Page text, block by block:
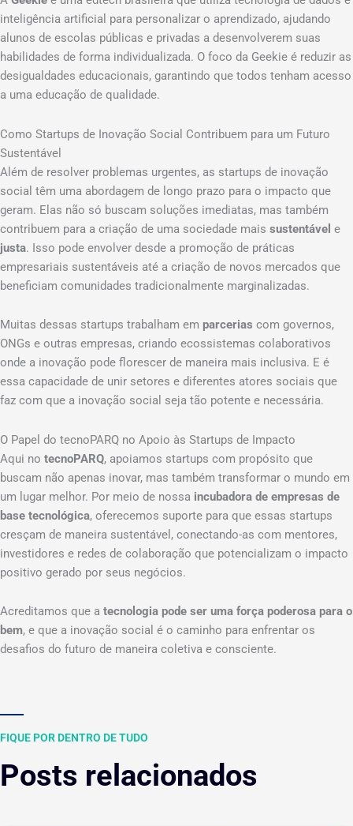
inteligência artificial para personalizar o aprendizado, ajudando
alunos de escolas públicas e privadas a desenvolverem suas
habilidades de forma individualizada. O foco da Geekie é reduzir as
desigualdades educacionais, garantindo que todos tenham acesso
a uma educação de qualidade.
Como Startups de Inovação Social Contribuem para um Futuro
Sustentável
Além de resolver problemas urgentes, as startups de inovação
social têm uma abordagem de longo prazo para o impacto que
geram. Elas não só buscam soluções imediatas, mas também
contribuem para a criação de uma sociedade mais sustentável e
justa. Isso pode envolver desde a promoção de práticas
empresariais sustentáveis até a criação de novos mercados que
beneficiam comunidades tradicionalmente marginalizadas.
Muitas dessas startups trabalham em parcerias com governos,
ONGs e outras empresas, criando ecossistemas colaborativos
onde a inovação pode florescer de maneira mais inclusiva. E é
essa capacidade de unir setores e diferentes atores sociais que
faz com que a inovação social seja tão potente e necessária.
O Papel do tecnoPARQ no Apoio às Startups de Impacto
Aqui no tecnoPARQ, apoiamos startups com propósito que
buscam não apenas inovar, mas também transformar o mundo em
um lugar melhor. Por meio de nossa incubadora de empresas de
base tecnológica, oferecemos suporte para que essas startups
cresçam de maneira sustentável, conectando-as com mentores,
investidores e redes de colaboração que potencializam o impacto
positivo gerado por seus negócios.
Acreditamos que a tecnologia pode ser uma força poderosa para o
bem, e que a inovação social é o caminho para enfrentar os
desafios do futuro de maneira coletiva e consciente.
FIQUE POR DENTRO DE TUDO
Posts relacionados